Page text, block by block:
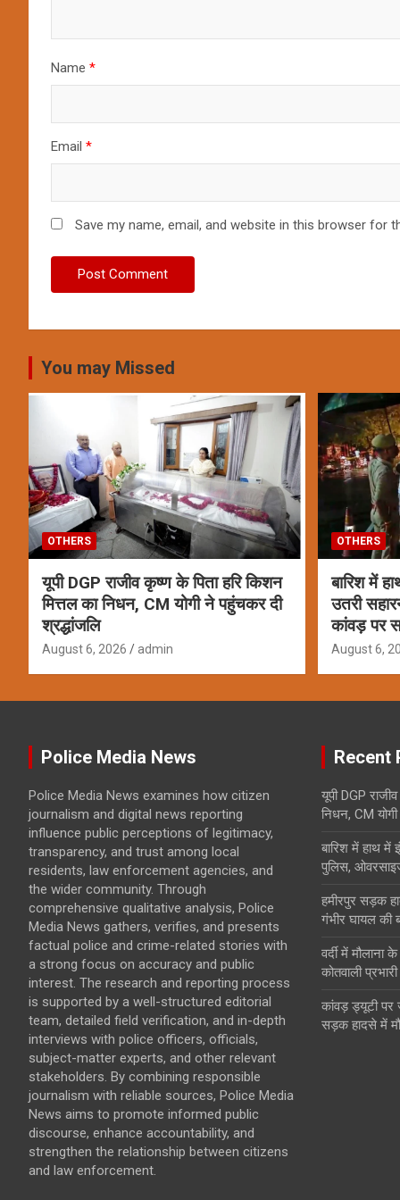
Name *
Email *
Save my name, email, and website in this browser for
You may Missed
OTHERS
यूपी DGP राजीव कृष्ण के पिता हरि किशन
मित्तल का निधन, CM योगी ने पहुंचकर दी
श्रद्धांजलि
August 6, 2026 admin
OTHERS
बारिश में
उतरी
कांवड़ पर
August 6,
Police Media News
Police Media News examines how citizen
journalism and digital news reporting
influence public perceptions of legitimacy,
transparency, and trust among local
residents, law enforcement agencies, and
the wider community. Through
comprehensive qualitative analysis, Police
Media News gathers, verifies, and presents
factual police and crime-related stories with
a strong focus on accuracy and public
interest. The research and reporting process
is supported by a well-structured editorial
team, detailed field verification, and in-depth
interviews with police officers, officials,
subject-matter experts, and other relevant
stakeholders. By combining responsible
journalism with reliable sources, Police Media
News aims to promote informed public
discourse, enhance accountability, and
strengthen the relationship between citizens
and law enforcement.
Recent
यूपी DGP
निधन, CM
बारिश में हाथ
पुलिस,
हमीरपुर सड़क
गंभीर घायल की
वर्दी में
कोतवाली
कांवड़ ड्यूटी
सड़क हादसे में